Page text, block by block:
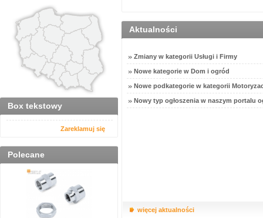
Box tekstowy
Zareklamuj się
Polecane
Aktualności
Zmiany w kategorii Usługi i Firmy
Nowe kategorie w Dom i ogród
Nowe podkategorie w kategorii
Nowy typ ogłoszenia w naszym portalu
więcej aktualności